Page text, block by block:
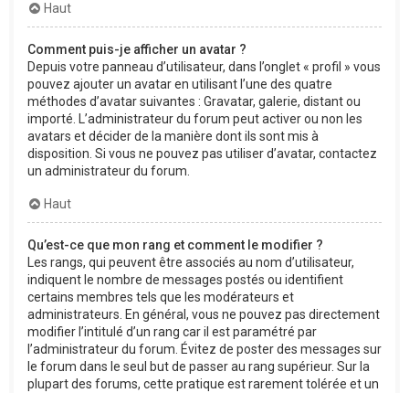
Haut
Comment puis-je afficher un avatar ?
Depuis votre panneau d’utilisateur, dans l’onglet « profil » vous
pouvez ajouter un avatar en utilisant l’une des quatre
méthodes d’avatar suivantes : Gravatar, galerie, distant ou
importé. L’administrateur du forum peut activer ou non les
avatars et décider de la manière dont ils sont mis à
disposition. Si vous ne pouvez pas utiliser d’avatar, contactez
un administrateur du forum.
Haut
Qu’est-ce que mon rang et comment le modifier ?
Les rangs, qui peuvent être associés au nom d’utilisateur,
indiquent le nombre de messages postés ou identifient
certains membres tels que les modérateurs et
administrateurs. En général, vous ne pouvez pas directement
modifier l’intitulé d’un rang car il est paramétré par
l’administrateur du forum. Évitez de poster des messages sur
le forum dans le seul but de passer au rang supérieur. Sur la
plupart des forums, cette pratique est rarement tolérée et un